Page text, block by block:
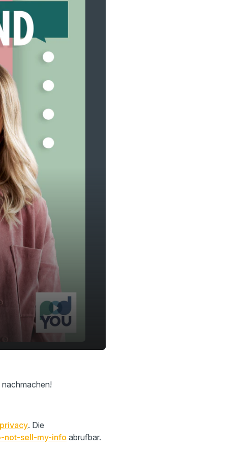
. Die
not-sell-my-info abrufbar.